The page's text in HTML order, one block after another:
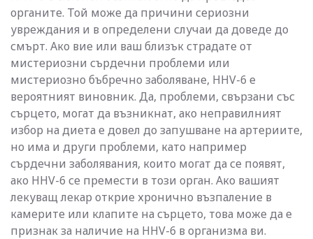
органите. Той може да причини сериозни
увреждания и в определени случаи да доведе до
смърт. Ако вие или ваш близък страдате от
мистериозни сърдечни проблеми или
мистериозно бъбречно заболяване, HHV-6 е
вероятният виновник. Да, проблеми, свързани със
сърцето, могат да възникнат, ако неправилният
избор на диета е довел до запушване на артериите,
но има и други проблеми, като например
сърдечни заболявания, които могат да се появят,
ако HHV-6 се премести в този орган. Ако вашият
лекуващ лекар открие хронично възпаление в
камерите или клапите на сърцето, това може да е
признак за наличие на HHV-6 в организма ви.